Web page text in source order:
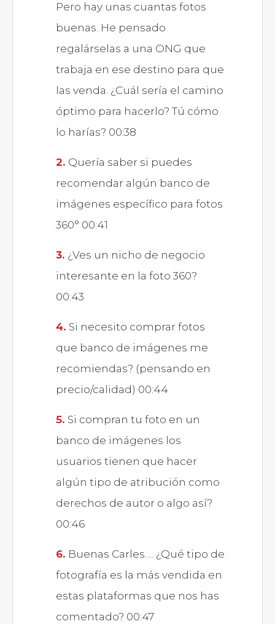
Pero hay unas cuantas fotos
buenas. He pensado
regalárselas a una ONG que
trabaja en ese destino para que
las venda. ¿Cuál sería el camino
óptimo para hacerlo? Tú cómo
lo harías? 00:38
Quería saber si puedes
recomendar algún banco de
imágenes específico para fotos
360° 00:41
¿Ves un nicho de negocio
interesante en la foto 360?
00:43
Si necesito comprar fotos
que banco de imágenes me
recomiendas? (pensando en
precio/calidad) 00:44
Si compran tu foto en un
banco de imágenes los
usuarios tienen que hacer
algún tipo de atribución como
derechos de autor o algo así?
00:46
Buenas Carles…. ¿Qué tipo de
fotografía es la más vendida en
estas plataformas que nos has
comentado? 00:47